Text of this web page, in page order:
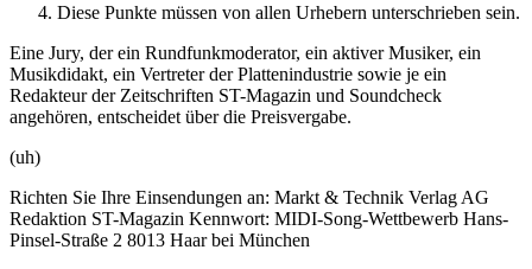
Diese Punkte müssen von allen Urhebern unterschrieben sein.
Eine Jury, der ein Rundfunkmoderator, ein aktiver Musiker, ein
Musikdidakt, ein Vertreter der Plattenindustrie sowie je ein
Redakteur der Zeitschriften ST-Magazin und Soundcheck
angehören, entscheidet über die Preisvergabe.
(uh)
Richten Sie Ihre Einsendungen an: Markt & Technik Verlag AG
Redaktion ST-Magazin Kennwort: MIDI-Song-Wettbewerb Hans-
Pinsel-Straße 2 8013 Haar bei München